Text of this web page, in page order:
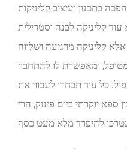
בתכנון ועיצוב קליניקות
קליניקה לבנה וסטרילית
קליניקה מרגיעה ושלווה
ומאפשרת לו להתחבר
כל עוד תבחרו לעבור את
ספא יוקרתי ביום פינוק, הרי